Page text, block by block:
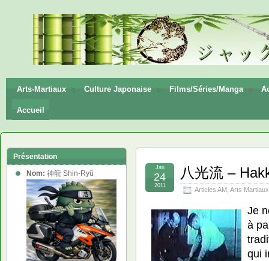
神龍
Shin-
Ryū
Arts-Martiaux Culture Japonaise Films/Séries/Manga
Accueil
八光流 –
Articles AM Arts Martiaux
Jan
24
2011
Je
à
qui
Présentation
Nom: 神龍 Shin-Ryû